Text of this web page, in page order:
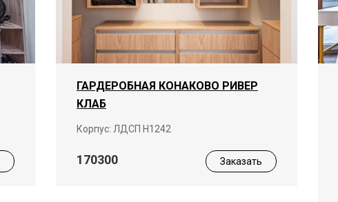
ГАРДЕРОБНАЯ КОНАКОВО РИВЕР
КЛАБ
Корпус: ЛДСП Н1242
170300 Заказать